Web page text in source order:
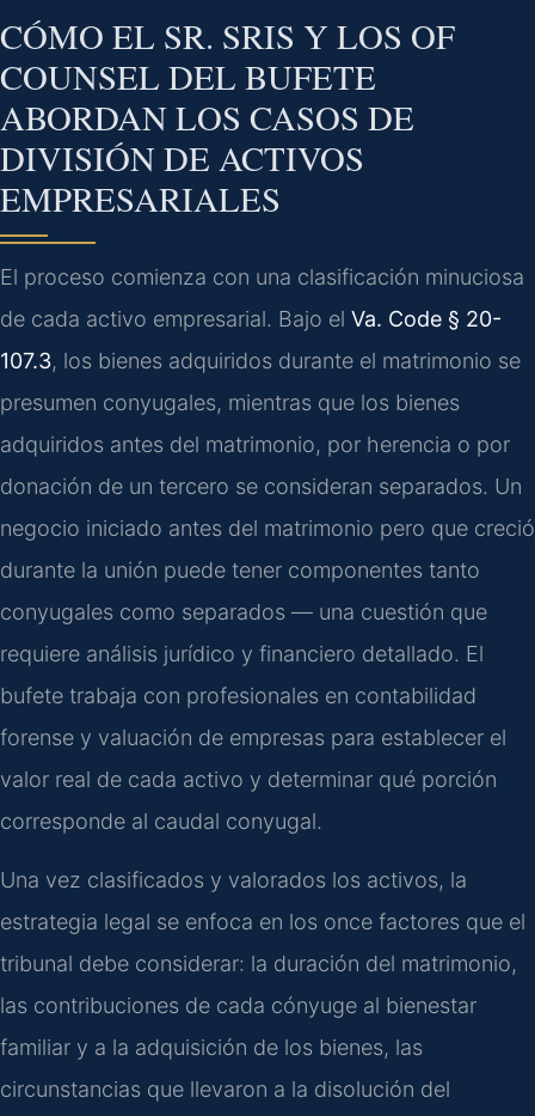
CÓMO EL SR. SRIS Y LOS OF
COUNSEL DEL BUFETE
ABORDAN LOS CASOS DE
DIVISIÓN DE ACTIVOS
EMPRESARIALES
El proceso comienza con una clasificación minuciosa
de cada activo empresarial. Bajo el Va. Code § 20-
107.3, los bienes adquiridos durante el matrimonio se
presumen conyugales, mientras que los bienes
adquiridos antes del matrimonio, por herencia o por
donación de un tercero se consideran separados. Un
negocio iniciado antes del matrimonio pero que creció
durante la unión puede tener componentes tanto
conyugales como separados — una cuestión que
requiere análisis jurídico y financiero detallado. El
bufete trabaja con profesionales en contabilidad
forense y valuación de empresas para establecer el
valor real de cada activo y determinar qué porción
corresponde al caudal conyugal.
Una vez clasificados y valorados los activos, la
estrategia legal se enfoca en los once factores que el
tribunal debe considerar: la duración del matrimonio,
las contribuciones de cada cónyuge al bienestar
familiar y a la adquisición de los bienes, las
circunstancias que llevaron a la disolución del